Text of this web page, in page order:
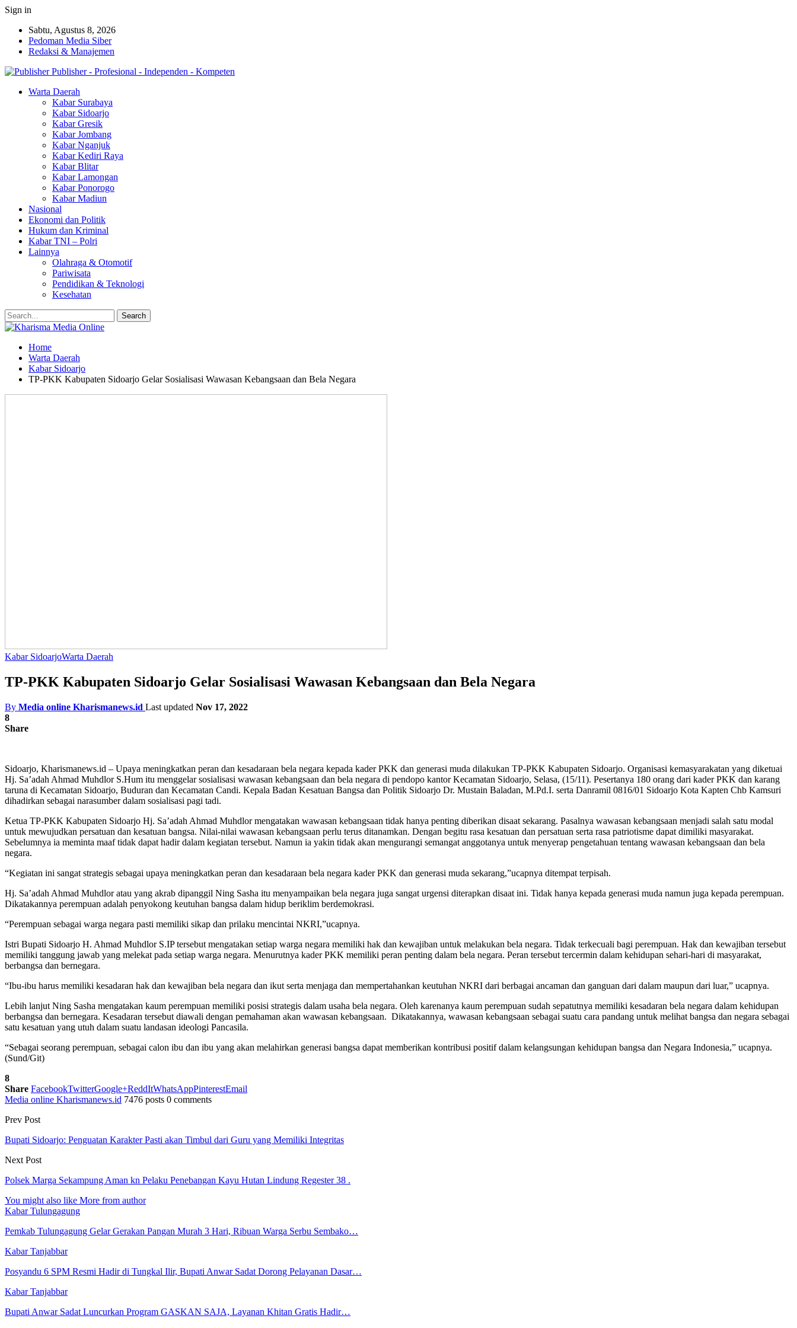
Sign in
Sabtu, Agustus 8, 2026
Pedoman Media Siber
Redaksi & Manajemen
Publisher - Profesional - Independen - Kompeten
Warta Daerah
Kabar Surabaya
Kabar Sidoarjo
Kabar Gresik
Kabar Jombang
Kabar Nganjuk
Kabar Kediri Raya
Kabar Blitar
Kabar Lamongan
Kabar Ponorogo
Kabar Madiun
Nasional
Ekonomi dan Politik
Hukum dan Kriminal
Kabar TNI – Polri
Lainnya
Olahraga & Otomotif
Pariwisata
Pendidikan & Teknologi
Kesehatan
Home
Warta Daerah
Kabar Sidoarjo
TP-PKK Kabupaten Sidoarjo Gelar Sosialisasi Wawasan Kebangsaan dan Bela Negara
Kabar SidoarjoWarta Daerah
TP-PKK Kabupaten Sidoarjo Gelar Sosialisasi Wawasan Kebangsaan dan Bela Negara
By Media online Kharismanews.id Last updated Nov 17, 2022
8
Share
Sidoarjo, Kharismanews.id – Upaya meningkatkan peran dan kesadaraan bela negara kepada kader PKK dan generasi muda dilakukan TP-PKK Kabupaten Sidoarjo. Organisasi kemasyarakatan yang diketuai
Hj. Sa’adah Ahmad Muhdlor S.Hum itu menggelar sosialisasi wawasan kebangsaan dan bela negara di pendopo kantor Kecamatan Sidoarjo, Selasa, (15/11). Pesertanya 180 orang dari kader PKK dan karang
taruna di Kecamatan Sidoarjo, Buduran dan Kecamatan Candi. Kepala Badan Kesatuan Bangsa dan Politik Sidoarjo Dr. Mustain Baladan, M.Pd.I. serta Danramil 0816/01 Sidoarjo Kota Kapten Chb Kamsuri
dihadirkan sebagai narasumber dalam sosialisasi pagi tadi.
Ketua TP-PKK Kabupaten Sidoarjo Hj. Sa’adah Ahmad Muhdlor mengatakan wawasan kebangsaan tidak hanya penting diberikan disaat sekarang. Pasalnya wawasan kebangsaan menjadi salah satu modal
untuk mewujudkan persatuan dan kesatuan bangsa. Nilai-nilai wawasan kebangsaan perlu terus ditanamkan. Dengan begitu rasa kesatuan dan persatuan serta rasa patriotisme dapat dimiliki masyarakat.
Sebelumnya ia meminta maaf tidak dapat hadir dalam kegiatan tersebut. Namun ia yakin tidak akan mengurangi semangat anggotanya untuk menyerap pengetahuan tentang wawasan kebangsaan dan bela
negara.
“Kegiatan ini sangat strategis sebagai upaya meningkatkan peran dan kesadaraan bela negara kader PKK dan generasi muda sekarang,”ucapnya ditempat terpisah.
Hj. Sa’adah Ahmad Muhdlor atau yang akrab dipanggil Ning Sasha itu menyampaikan bela negara juga sangat urgensi diterapkan disaat ini. Tidak hanya kepada generasi muda namun juga kepada perempuan.
Dikatakannya perempuan adalah penyokong keutuhan bangsa dalam hidup beriklim berdemokrasi.
“Perempuan sebagai warga negara pasti memiliki sikap dan prilaku mencintai NKRI,”ucapnya.
Istri Bupati Sidoarjo H. Ahmad Muhdlor S.IP tersebut mengatakan setiap warga negara memiliki hak dan kewajiban untuk melakukan bela negara. Tidak terkecuali bagi perempuan. Hak dan kewajiban tersebut
memiliki tanggung jawab yang melekat pada setiap warga negara. Menurutnya kader PKK memiliki peran penting dalam bela negara. Peran tersebut tercermin dalam kehidupan sehari-hari di masyarakat,
berbangsa dan bernegara.
“Ibu-ibu harus memiliki kesadaran hak dan kewajiban bela negara dan ikut serta menjaga dan mempertahankan keutuhan NKRI dari berbagai ancaman dan ganguan dari dalam maupun dari luar,” ucapnya.
Lebih lanjut Ning Sasha mengatakan kaum perempuan memiliki posisi strategis dalam usaha bela negara. Oleh karenanya kaum perempuan sudah sepatutnya memiliki kesadaran bela negara dalam kehidupan
berbangsa dan bernegara. Kesadaran tersebut diawali dengan pemahaman akan wawasan kebangsaan. Dikatakannya, wawasan kebangsaan sebagai suatu cara pandang untuk melihat bangsa dan negara sebagai
satu kesatuan yang utuh dalam suatu landasan ideologi Pancasila.
“Sebagai seorang perempuan, sebagai calon ibu dan ibu yang akan melahirkan generasi bangsa dapat memberikan kontribusi positif dalam kelangsungan kehidupan bangsa dan Negara Indonesia,” ucapnya.
(Sund/Git)
8
Share FacebookTwitterGoogle+ReddItWhatsAppPinterestEmail
Media online Kharismanews.id 7476 posts 0 comments
Prev Post
Bupati Sidoarjo: Penguatan Karakter Pasti akan Timbul dari Guru yang Memiliki Integritas
Next Post
Polsek Marga Sekampung Aman kn Pelaku Penebangan Kayu Hutan Lindung Regester 38 .
You might also like More from author
Kabar Tulungagung
Pemkab Tulungagung Gelar Gerakan Pangan Murah 3 Hari, Ribuan Warga Serbu Sembako…
Kabar Tanjabbar
Posyandu 6 SPM Resmi Hadir di Tungkal Ilir, Bupati Anwar Sadat Dorong Pelayanan Dasar…
Kabar Tanjabbar
Bupati Anwar Sadat Luncurkan Program GASKAN SAJA, Layanan Khitan Gratis Hadir…